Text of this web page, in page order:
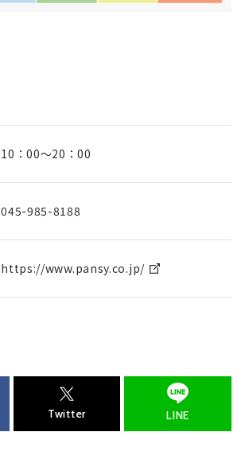
10：00～20：00
045-985-8188
https://www.pansy.co.jp/
Twitter LINE